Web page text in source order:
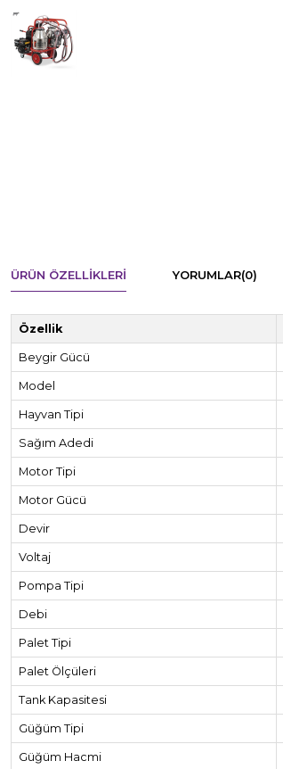
ÜRÜN ÖZELLIKLERI YORUMLAR(0)
Özellik
Beygir Gücü
Model
Hayvan Tipi
Sağım Adedi
Motor Tipi
Motor Gücü
Devir
Voltaj
Pompa Tipi
Debi
Palet Tipi
Palet Ölçüleri
Tank Kapasitesi
Güğüm Tipi
Güğüm Hacmi